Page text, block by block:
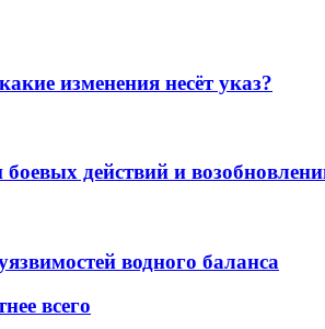
изменения несёт указ?
действий и
водного баланса
всего